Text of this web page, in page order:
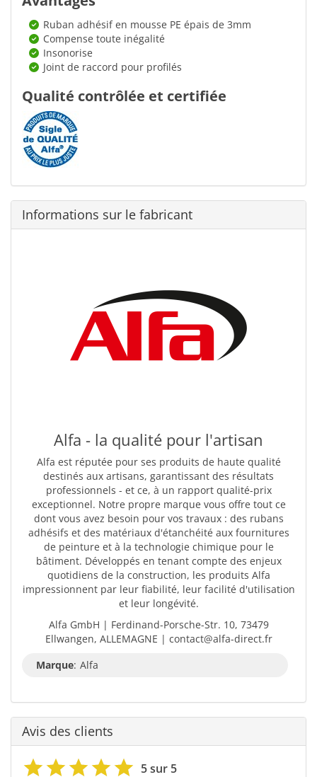
Ruban adhésif en mousse PE épais de 3mm
Compense toute inégalité
Insonorise
Joint de raccord pour profilés
Qualité contrôlée et certifiée
Informations sur le fabricant
Alfa - la qualité pour l'artisan
Alfa est réputée pour ses produits de haute qualité
destinés aux artisans, garantissant des résultats
professionnels - et ce, à un rapport qualité-prix
exceptionnel. Notre propre marque vous offre tout ce
dont vous avez besoin pour vos travaux : des rubans
adhésifs et des matériaux d'étanchéité aux fournitures
de peinture et à la technologie chimique pour le
bâtiment. Développés en tenant compte des enjeux
quotidiens de la construction, les produits Alfa
impressionnent par leur fiabilité, leur facilité d'utilisation
et leur longévité.
Alfa GmbH | Ferdinand-Porsche-Str. 10, 73479
Ellwangen, ALLEMAGNE | contact@alfa-direct.fr
Marque: Alfa
Avis des clients
5 sur 5